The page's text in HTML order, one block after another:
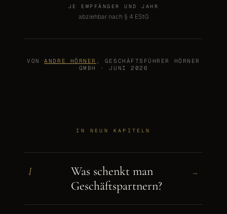
JE EMPFÄNGER UND JAHR
abziehbar nach § 4 EStG
VONANDRE HÖRNER , GESCHÄFTSFÜHRER HÖRNER
GMBH · JUNI 2026
IN NEUN KAPITELN
I
Was schenkt man
Geschäftspartnern?
→